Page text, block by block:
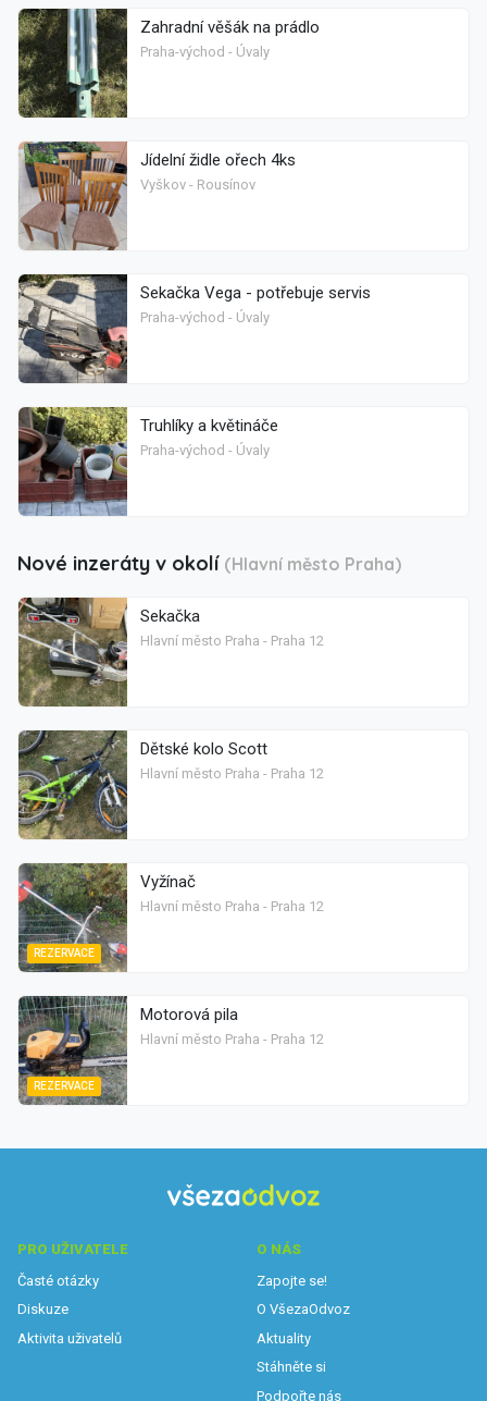
Zahradní věšák na prádlo
Praha-východ - Úvaly
Jídelní židle ořech 4ks
Vyškov - Rousínov
Sekačka Vega - potřebuje servis
Praha-východ - Úvaly
Truhlíky a květináče
Praha-východ - Úvaly
Nové inzeráty v okolí (Hlavní město Praha)
Sekačka
Hlavní město Praha - Praha 12
Dětské kolo Scott
Hlavní město Praha - Praha 12
REZERVACE
Vyžínač
Hlavní město Praha - Praha 12
REZERVACE
Motorová pila
Hlavní město Praha - Praha 12
PRO UŽIVATELE
Časté otázky
Diskuze
Aktivita uživatelů
O NÁS
Zapojte se!
O VšezaOdvoz
Aktuality
Stáhněte si
Podpořte nás